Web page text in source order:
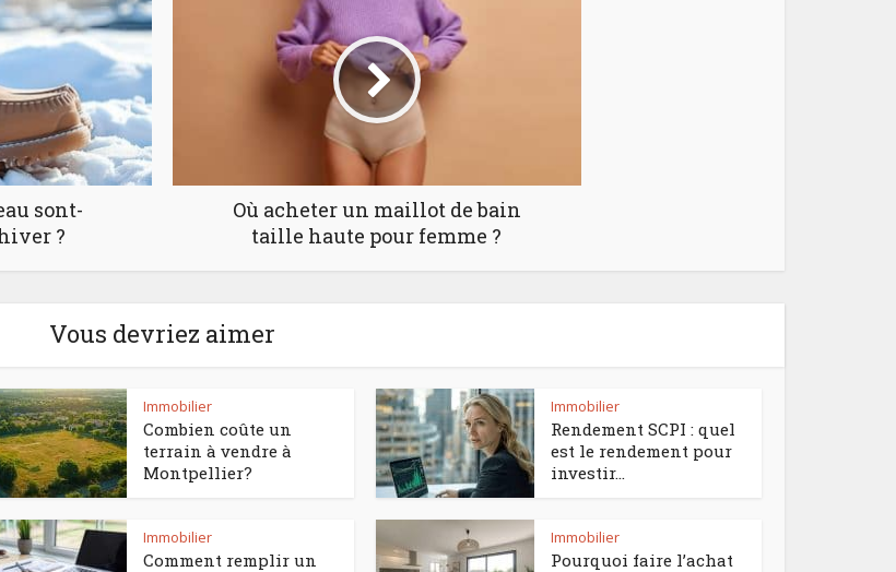
sont-
?
Où acheter un maillot de bain
taille haute pour femme ?
Vous devriez aimer
Immobilier
Combien coûte un
terrain à vendre à
Montpellier?
Immobilier
Rendement SCPI : quel
est le rendement pour
investir...
Immobilier
Comment remplir un
Immobilier
Pourquoi faire l’achat